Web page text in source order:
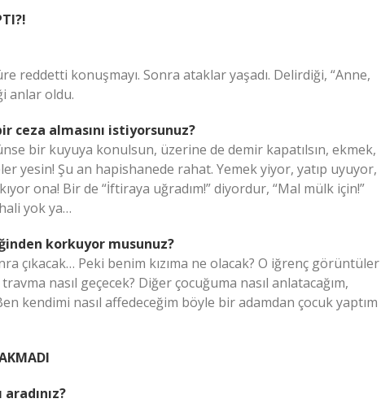
reddetti konuşmayı. Sonra ataklar yaşadı. Delirdiği, “Anne,
anlar oldu.
ceza almasını istiyorsunuz?
bir kuyuya konulsun, üzerine de demir kapatılsın, ekmek,
yesin! Şu an hapishanede rahat. Yemek yiyor, yatıp uyuyor,
ona! Bir de “İftiraya uğradım!” diyordur, “Mal mülk için!”
yok ya…
korkuyor musunuz?
çıkacak… Peki benim kızıma ne olacak? O iğrenç görüntüler
nasıl geçecek? Diğer çocuğuma nasıl anlatacağım,
kendimi nasıl affedeceğim böyle bir adamdan çocuk yaptım